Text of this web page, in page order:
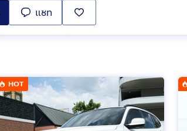
แชท
HOT